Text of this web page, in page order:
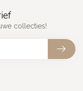
collecties!